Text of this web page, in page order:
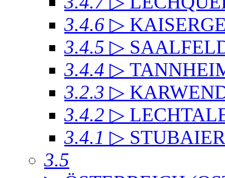
3.4.6 ▷
3.4.5 ▷
3.4.4 ▷
3.2.3 ▷
3.4.2 ▷
3.4.1 ▷
3.5